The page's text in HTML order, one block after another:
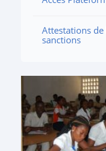
Attestations de
sanctions